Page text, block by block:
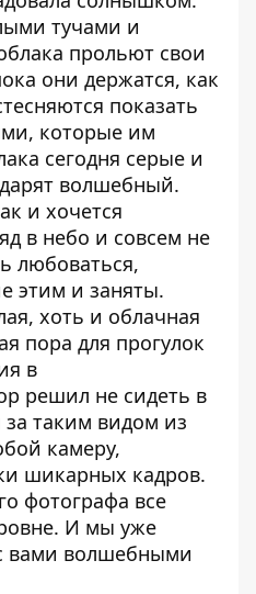
тучами и
прольют свои
они держатся, как
показать
которые им
сегодня серые и
волшебный.
и хочется
в небо и совсем не
любоваться,
этим и заняты.
хоть и облачная
пора для прогулок
в
решил не сидеть в
таким видом из
камеру,
шикарных кадров.
фотографа все
И мы уже
вами волшебными